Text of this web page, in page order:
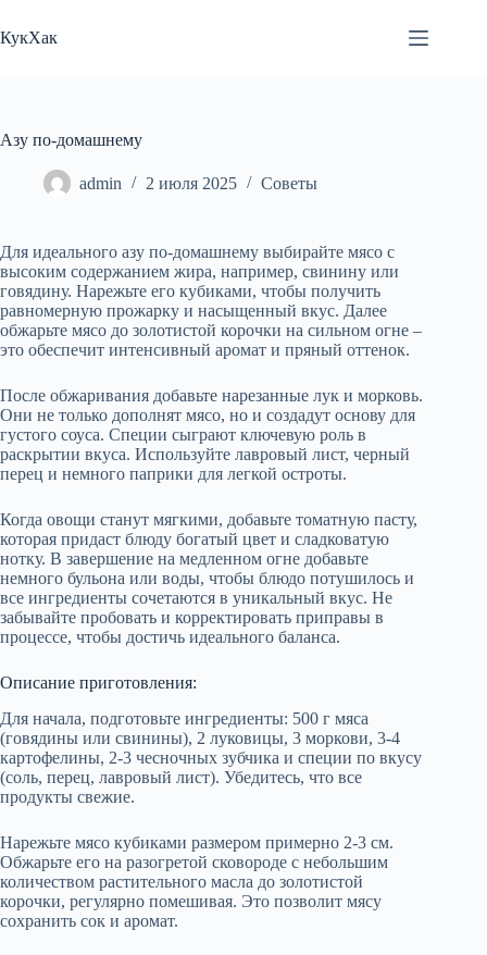
к
сути
КукХак
Азу по-домашнему
admin 2 июля 2025 Советы
Для идеального азу по-домашнему выбирайте мясо с
высоким содержанием жира, например, свинину или
говядину. Нарежьте его кубиками, чтобы получить
равномерную прожарку и насыщенный вкус. Далее
обжарьте мясо до золотистой корочки на сильном огне –
это обеспечит интенсивный аромат и пряный оттенок.
После обжаривания добавьте нарезанные лук и морковь.
Они не только дополнят мясо, но и создадут основу для
густого соуса. Специи сыграют ключевую роль в
раскрытии вкуса. Используйте лавровый лист, черный
перец и немного паприки для легкой остроты.
Когда овощи станут мягкими, добавьте томатную пасту,
которая придаст блюду богатый цвет и сладковатую
нотку. В завершение на медленном огне добавьте
немного бульона или воды, чтобы блюдо потушилось и
все ингредиенты сочетаются в уникальный вкус. Не
забывайте пробовать и корректировать приправы в
процессе, чтобы достичь идеального баланса.
Описание приготовления:
Для начала, подготовьте ингредиенты: 500 г мяса
(говядины или свинины), 2 луковицы, 3 моркови, 3-4
картофелины, 2-3 чесночных зубчика и специи по вкусу
(соль, перец, лавровый лист). Убедитесь, что все
продукты свежие.
Нарежьте мясо кубиками размером примерно 2-3 см.
Обжарьте его на разогретой сковороде с небольшим
количеством растительного масла до золотистой
корочки, регулярно помешивая. Это позволит мясу
сохранить сок и аромат.